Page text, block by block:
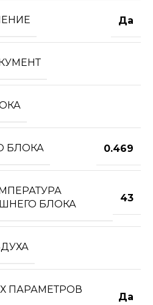
Да
БЛОКА 0.469
БЛОКА
43
ПАРАМЕТРОВ
Да